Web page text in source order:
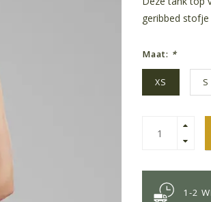
geribbed
Maat: *
XS S
1-2